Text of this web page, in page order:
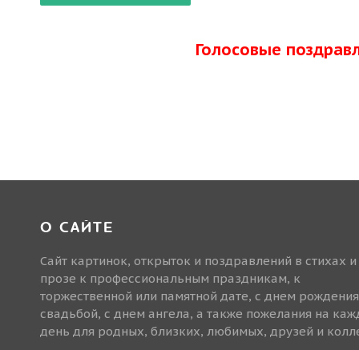
Голосовые
О САЙТЕ
Сайт картинок, открыток и поздравлений в стихах и
прозе к профессиональным праздникам, к
торжественной или памятной дате, с днем
свадьбой, с днем ангела, а также пожелания на
день для родных, близких, любимых, друзей и